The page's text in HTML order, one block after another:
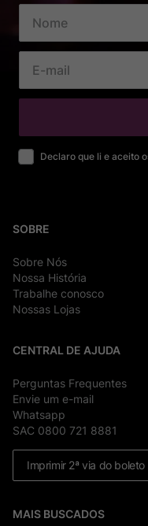
Declaro que li e aceito
SOBRE
Sobre Nós
Nossa História
Trabalhe conosco
Nossas Lojas
CENTRAL DE AJUDA
Perguntas Frequentes
Envie um e-mail
Whatsapp
SAC 0800 721 8881
Imprimir 2ª via do boleto
MAIS BUSCADOS